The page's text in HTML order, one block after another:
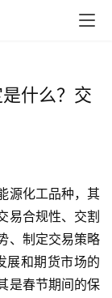
什么？交
源化工品种，其
易合规性、交割
、制定交易策略
展和期货市场的
是春节期间的保